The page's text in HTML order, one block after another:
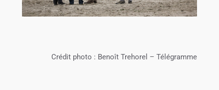
Crédit photo : Benoît Trehorel – Télégramme